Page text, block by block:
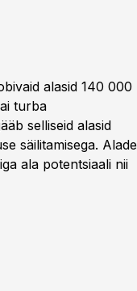
alasid 140 000
turba
selliseid alasid
säilitamisega. Alade
ala potentsiaali nii